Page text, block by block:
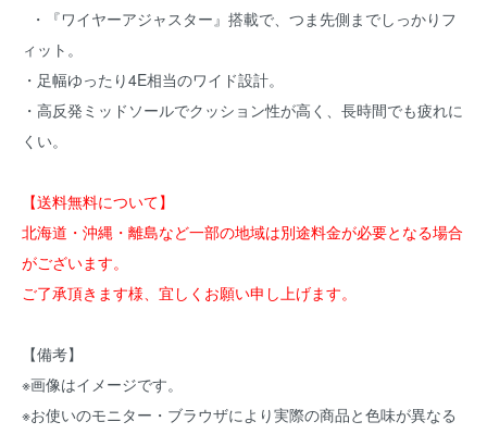
・『ワイヤーアジャスター』搭載で、つま先側までしっかりフ
ィット。
・足幅ゆったり4E相当のワイド設計。
・高反発ミッドソールでクッション性が高く、長時間でも疲れに
くい。
【送料無料について】
北海道・沖縄・離島など一部の地域は別途料金が必要となる場合
がございます。
ご了承頂きます様、宜しくお願い申し上げます。
【備考】
※画像はイメージです。
※お使いのモニター・ブラウザにより実際の商品と色味が異なる